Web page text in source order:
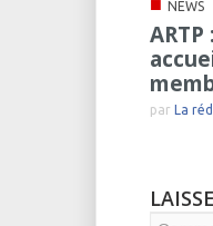
NEWS
par La